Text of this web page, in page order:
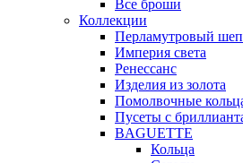
Все броши
Коллекции
Перламутровый
Империя света
Ренессанс
Изделия из золота
Помолвочные
Пусеты с
BAGUETTE
Кольца